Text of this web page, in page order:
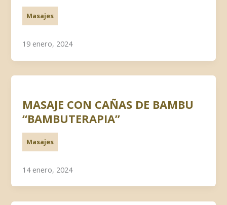
Masajes
19 enero, 2024
MASAJE CON CAÑAS DE BAMBU
“BAMBUTERAPIA”
Masajes
14 enero, 2024